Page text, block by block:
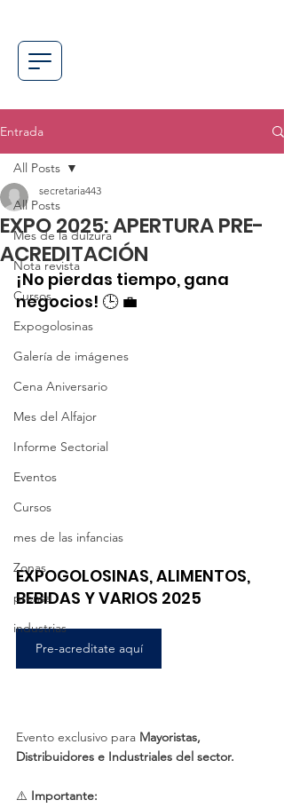
Entrada
All Posts
Mes de la dulzura
Nota revista
Cursos
Expogolosinas
Galería de imágenes
Cena Aniversario
Mes del Alfajor
Informe Sectorial
Eventos
Cursos
mes de las infancias
Zonas
prensa
industrias
All Posts
EXPO 2025: APERTURA PRE-
ACREDITACIÓN
secretaria443
¡No pierdas tiempo, gana
negocios! 🕒 💼
EXPOGOLOSINAS, ALIMENTOS,
BEBIDAS Y VARIOS 2025
Pre-acreditate aquí
Evento exclusivo para Mayoristas,
Distribuidores e Industriales del sector.
⚠️ Importante: